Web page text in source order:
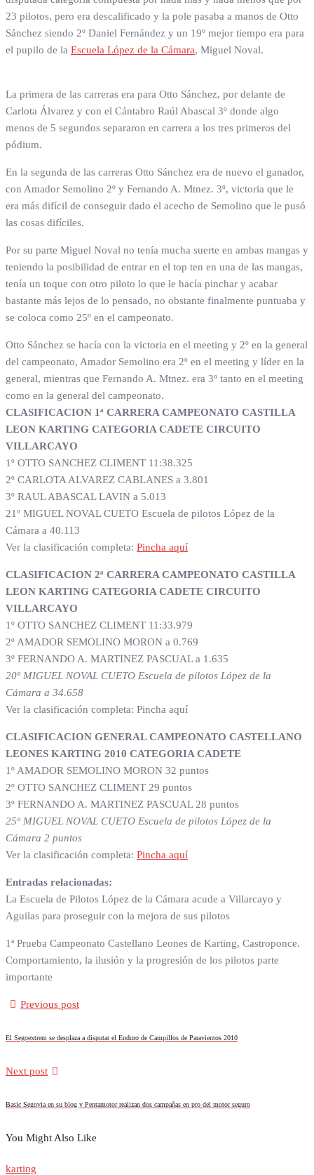
23 pilotos, pero era descalificado y la pole pasaba a manos de Otto
Sánchez siendo 2º Daniel Fernández y un 19º mejor tiempo era para
el pupilo de la Escuela López de la Cámara, Miguel Noval.
La primera de las carreras era para Otto Sánchez, por delante de
Carlota Álvarez y con el Cántabro Raúl Abascal 3º donde algo
menos de 5 segundos separaron en carrera a los tres primeros del
pódium.
En la segunda de las carreras Otto Sánchez era de nuevo el ganador,
con Amador Semolino 2º y Fernando A. Mtnez. 3º, victoria que le
era más difícil de conseguir dado el acecho de Semolino que le pusó
las cosas difíciles.
Por su parte Miguel Noval no tenía mucha suerte en ambas mangas y
teniendo la posibilidad de entrar en el top ten en una de las mangas,
tenía un toque con otro piloto lo que le hacía pinchar y acabar
bastante más lejos de lo pensado, no obstante finalmente puntuaba y
se coloca como 25º en el campeonato.
Otto Sánchez se hacía con la victoria en el meeting y 2º en la general
del campeonato, Amador Semolino era 2º en el meeting y líder en la
general, mientras que Fernando A. Mtnez. era 3º tanto en el meeting
como en la general del campeonato.
CLASIFICACION 1ª CARRERA CAMPEONATO CASTILLA
LEON KARTING CATEGORIA CADETE CIRCUITO
VILLARCAYO
1º OTTO SANCHEZ CLIMENT 11:38.325
2º CARLOTA ALVAREZ CABLANES a 3.801
3º RAUL ABASCAL LAVIN a 5.013
21º MIGUEL NOVAL CUETO Escuela de pilotos López de la
Cámara a 40.113
Ver la clasificación completa: Pincha aquí
CLASIFICACION 2ª CARRERA CAMPEONATO CASTILLA
LEON KARTING CATEGORIA CADETE CIRCUITO
VILLARCAYO
1º OTTO SANCHEZ CLIMENT 11:33.979
2º AMADOR SEMOLINO MORON a 0.769
3º FERNANDO A. MARTINEZ PASCUAL a 1.635
20º MIGUEL NOVAL CUETO Escuela de pilotos López de la
Cámara a 34.658
Ver la clasificación completa: Pincha aquí
CLASIFICACION GENERAL CAMPEONATO CASTELLANO
LEONES KARTING 2010 CATEGORIA CADETE
1º AMADOR SEMOLINO MORON 32 puntos
2º OTTO SANCHEZ CLIMENT 29 puntos
3º FERNANDO A. MARTINEZ PASCUAL 28 puntos
25º MIGUEL NOVAL CUETO Escuela de pilotos López de la
Cámara 2 puntos
Ver la clasificación completa: Pincha aquí
Entradas relacionadas:
La Escuela de Pilotos López de la Cámara acude a Villarcayo y
Aguilas para proseguir con la mejora de sus pilotos
1ª Prueba Campeonato Castellano Leones de Karting, Castroponce.
Comportamiento, la ilusión y la progresión de los pilotos parte
importante
Previous post
El Segoextrem se desplaza a disputar el Enduro de Campillos de Paravientos 2010
Next post
Basic Segovia en su blog y Pentamotor realizan dos campañas en pro del motor seguro
You Might Also Like
karting